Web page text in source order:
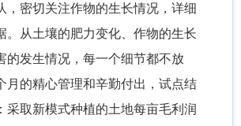
，密切关注作物的生长情况，详细
。从土壤的肥力变化、作物的生长
的发生情况，每一个细节都不放
月的精心管理和辛勤付出，试点结
采取新模式种植的土地每亩毛利润